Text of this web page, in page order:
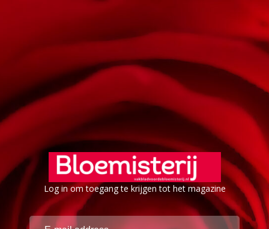
Log in om toegang te krijgen tot het magazine